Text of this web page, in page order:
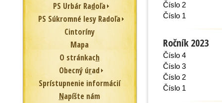
PS Urbár Radoľa
PS Súkromné lesy Radoľa
Cintoríny
Mapa
O stránkach
Obecný úrad
Sprístupnenie informácií
Napíšte nám
Číslo 2
Číslo 1
Ročník 2023
Číslo 4
Číslo 3
Číslo 2
Číslo 1